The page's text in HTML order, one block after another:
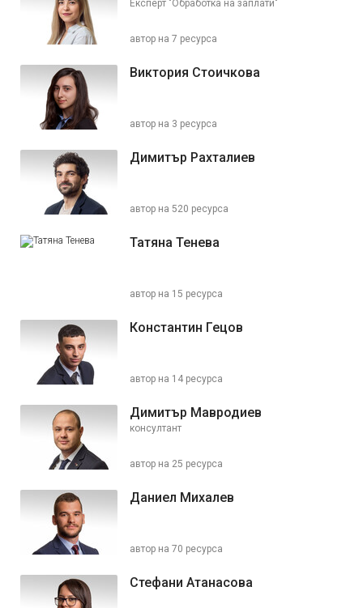
Експерт "Обработка на заплати"
автор на 7 ресурса
Виктория Стоичкова
автор на 3 ресурса
Димитър Рахталиев
автор на 520 ресурса
Татяна Тенева
автор на 15 ресурса
Константин Гецов
автор на 14 ресурса
Димитър Мавродиев
консултант
автор на 25 ресурса
Даниел Михалев
автор на 70 ресурса
Стефани Атанасова